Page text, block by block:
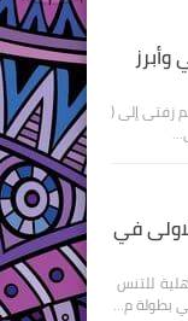
زفتى إلى (
في
للتنس
بطولة م…